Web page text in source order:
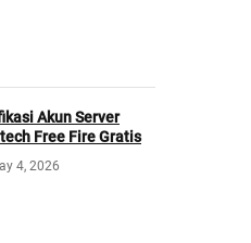
Akun Server
Free Fire Gratis
4, 2026